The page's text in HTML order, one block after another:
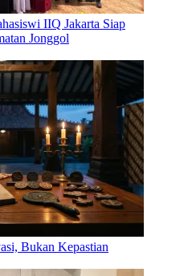
IIQ Jakarta Siap
Jonggol
Bukan Kepastian